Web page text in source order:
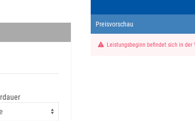
Preisvorschau
Leistungsbeginn befindet sich in der